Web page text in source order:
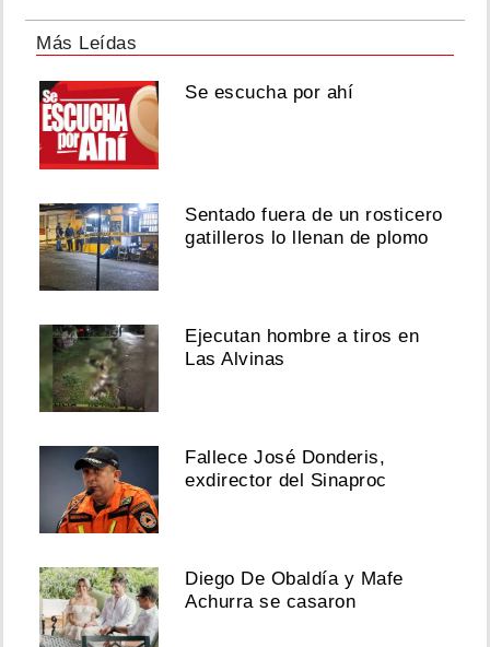
Más Leídas
Se escucha por ahí
Sentado fuera de un rosticero
gatilleros lo llenan de plomo
Ejecutan hombre a tiros en
Las Alvinas
Fallece José Donderis,
exdirector del Sinaproc
Diego De Obaldía y Mafe
Achurra se casaron